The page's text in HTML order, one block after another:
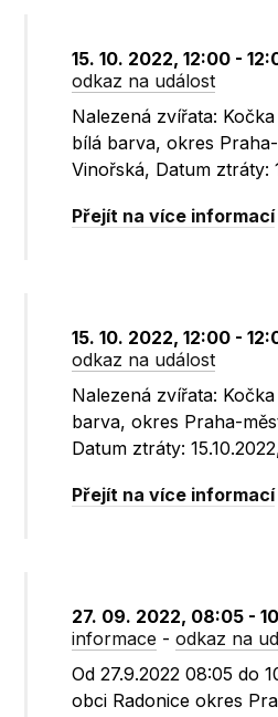
15. 10. 2022, 12:00 -
odkaz na událost
Nalezená zvířata:
bílá barva, okres Praha-
Vinořská, Datum ztráty:
Přejít na více informací
15. 10. 2022, 12:00 -
odkaz na událost
Nalezená zvířata:
barva, okres Praha-
Datum ztráty:
Přejít na více informací
27. 09. 2022, 08:05 -
informace -odkaz na
Od 27.9.2022 08:05 do
obci Radonice okres